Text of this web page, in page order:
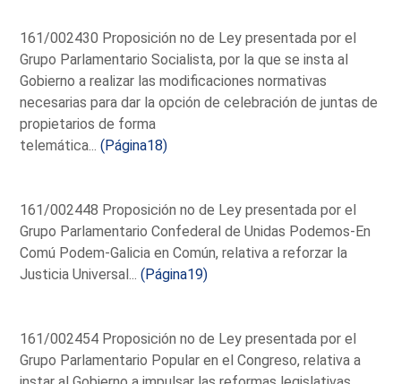
161/002430 Proposición no de Ley presentada por el
Grupo Parlamentario Socialista, por la que se insta al
Gobierno a realizar las modificaciones normativas
necesarias para dar la opción de celebración de juntas de
propietarios de forma
telemática...(Página18)
161/002448 Proposición no de Ley presentada por el
Grupo Parlamentario Confederal de Unidas Podemos-En
Comú Podem-Galicia en Común, relativa a reforzar la
Justicia Universal...(Página19)
161/002454 Proposición no de Ley presentada por el
Grupo Parlamentario Popular en el Congreso, relativa a